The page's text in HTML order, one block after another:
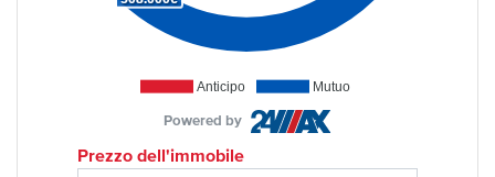
Anticipo Mutuo
Powered by
Prezzo dell'immobile